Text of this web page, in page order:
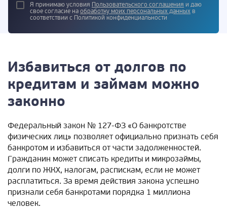
Я принимаю условия Пользовательского соглашения и даю
свое согласие на обработку моих персональных данных в
соответствии с Политикой конфиденциальности
Избавиться от долгов по
кредитам и займам можно
законно
Федеральный закон № 127-ФЗ «О банкротстве
физических лиц» позволяет официально признать себя
банкротом и избавиться от части задолженностей.
Гражданин может списать кредиты и микрозаймы,
долги по ЖКХ, налогам, распискам, если не может
расплатиться. За время действия закона успешно
признали себя банкротами порядка 1 миллиона
человек.